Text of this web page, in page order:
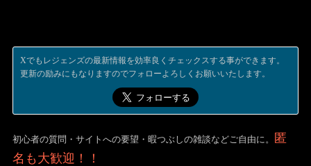
Xでもレジェンズの最新情報を効率良くチェックスする事ができます。
更新の励みにもなりますのでフォローよろしくお願いいたします。
初心者の質問・サイトへの要望・暇つぶしの雑談などご自由に。
匿
名も大歓迎！！